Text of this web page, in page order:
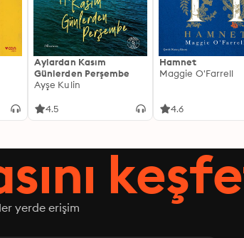
Aylardan Kasım
Günlerden Perşembe
Ayşe Kulin
4.5
Hamnet
Maggie O'Farrell
4.6
yerde erişim